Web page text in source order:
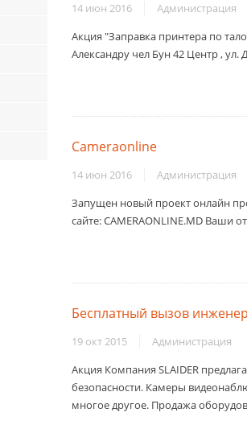
14 июн 2016
Администрация
Акция "Заправка принтера по
Александру чел Бун 42 Центр , ул.
Cameraonline
14 июн 2016
Администрация
Запущен новый проект онлайн
сайте: CAMERAONLINE.MD Ваши
Бесплатный вызов
19 окт 2015
Администрация
Акция Компания SLAIDER
безопасности. Камеры
многое другое. Продажа